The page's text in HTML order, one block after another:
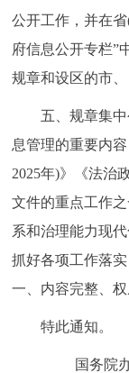
公开工作，并在
府信息公开专栏”
规章和设区的市、
五、规章集中
息管理的重要内
2025年)》《法治
文件的重点工作
系和治理能力现
抓好各项工作落
一、内容完整、
特此通知。
国务